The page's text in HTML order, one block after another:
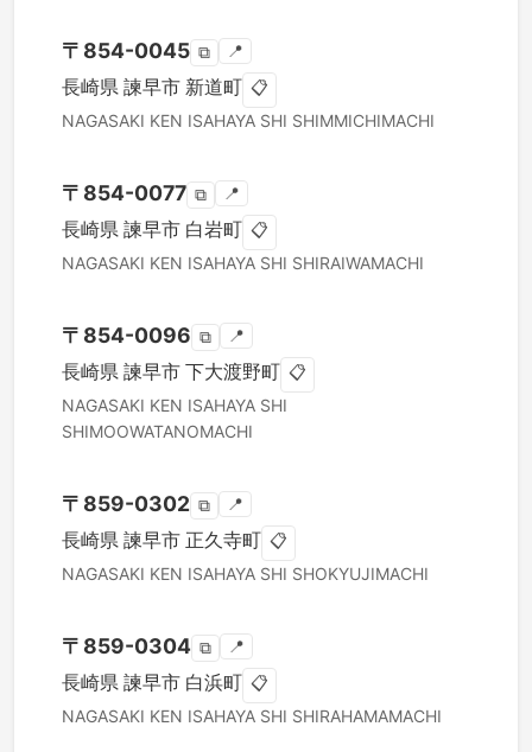
〒 854-0045 ⧉ 📍
長崎県 諫早市 新道町 📋
NAGASAKI KEN ISAHAYA SHI SHIMMICHIMACHI
〒 854-0077 ⧉ 📍
長崎県 諫早市 白岩町 📋
NAGASAKI KEN ISAHAYA SHI SHIRAIWAMACHI
〒 854-0096 ⧉ 📍
長崎県 諫早市 下大渡野町 📋
NAGASAKI KEN ISAHAYA SHI
SHIMOOWATANOMACHI
〒 859-0302 ⧉ 📍
長崎県 諫早市 正久寺町 📋
NAGASAKI KEN ISAHAYA SHI SHOKYUJIMACHI
〒 859-0304 ⧉ 📍
長崎県 諫早市 白浜町 📋
NAGASAKI KEN ISAHAYA SHI SHIRAHAMAMACHI